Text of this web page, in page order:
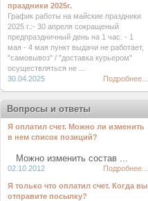
праздники 2025г.
График работы на майские праздники
2025 г.:- 30 апреля сокращеный
предпраздничный день на 1 час. - 1
мая - 4 мая пункт выдачи не работает,
"самовывоз" / "доставка курьером"
осуществляться не ...
30.04.2025
Подробнее...
Вопросы и ответы
Я оплатил счет. Можно ли изменить
в нем список позиций?
Можно изменить состав ...
02.10.2012 Подробнее...
Я только что оплатил счет. Когда вы
отправите посылку?